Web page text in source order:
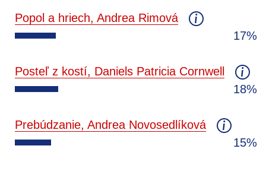
Popol a hriech, Andrea Rimová
17%
Posteľ z kostí, Daniels Patricia Cornwell
18%
Prebúdzanie, Andrea Novosedlíková
15%